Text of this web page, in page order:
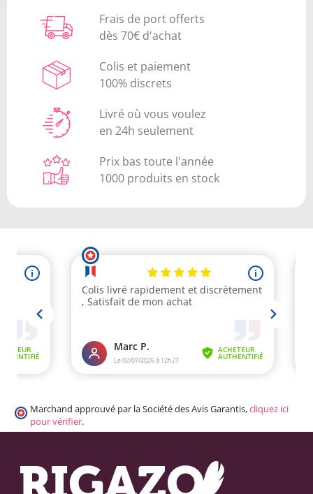
Frais de port offerts
dès 70€ d'achat
Colis et paiement
100% discrets
Livré où vous voulez
en 24h seulement
Prix bas toute l'année
1000 produits en stock
Marchand approuvé par la Société des Avis Garantis,cliquez ici
pour vérifier.